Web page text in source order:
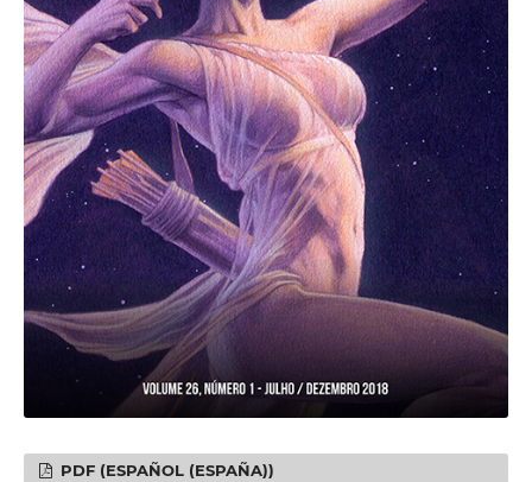
PDF (ESPAÑOL (ESPAÑA))